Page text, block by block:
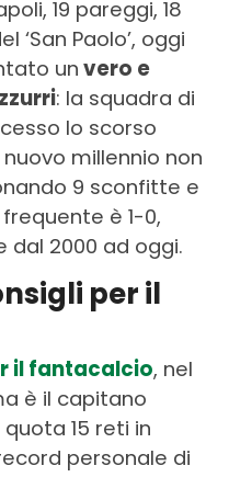
19 pareggi, 18
‘San Paolo’, oggi
un vero e
: la squadra di
lo scorso
millennio non
9 sconfitte e
è 1-0,
2000 ad oggi.
per il
il fantacalcio, nel
è il capitano
15 reti in
personale di